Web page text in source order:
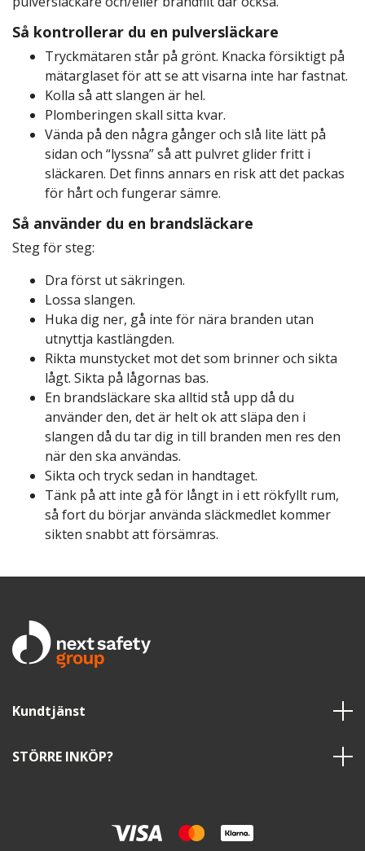
Så kontrollerar du en pulversläckare
Tryckmätaren står på grönt. Knacka försiktigt på
mätarglaset för att se att visarna inte har fastnat.
Kolla så att slangen är hel.
Plomberingen skall sitta kvar.
Vända på den några gånger och slå lite lätt på
sidan och “lyssna” så att pulvret glider fritt i
släckaren. Det finns annars en risk att det packas
för hårt och fungerar sämre.
Så använder du en brandsläckare
Steg för steg:
Dra först ut säkringen.
Lossa slangen.
Huka dig ner, gå inte för nära branden utan
utnyttja kastlängden.
Rikta munstycket mot det som brinner och sikta
lågt. Sikta på lågornas bas.
En brandsläckare ska alltid stå upp då du
använder den, det är helt ok att släpa den i
slangen då du tar dig in till branden men res den
när den ska användas.
Sikta och tryck sedan in handtaget.
Tänk på att inte gå för långt in i ett rökfyllt rum,
så fort du börjar använda släckmedlet kommer
sikten snabbt att försämras.
Kundtjänst
STÖRRE INKÖP?